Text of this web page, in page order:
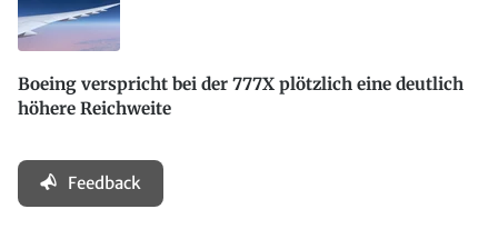
Boeing verspricht bei der 777X plötzlich eine deutlich
höhere Reichweite
Feedback